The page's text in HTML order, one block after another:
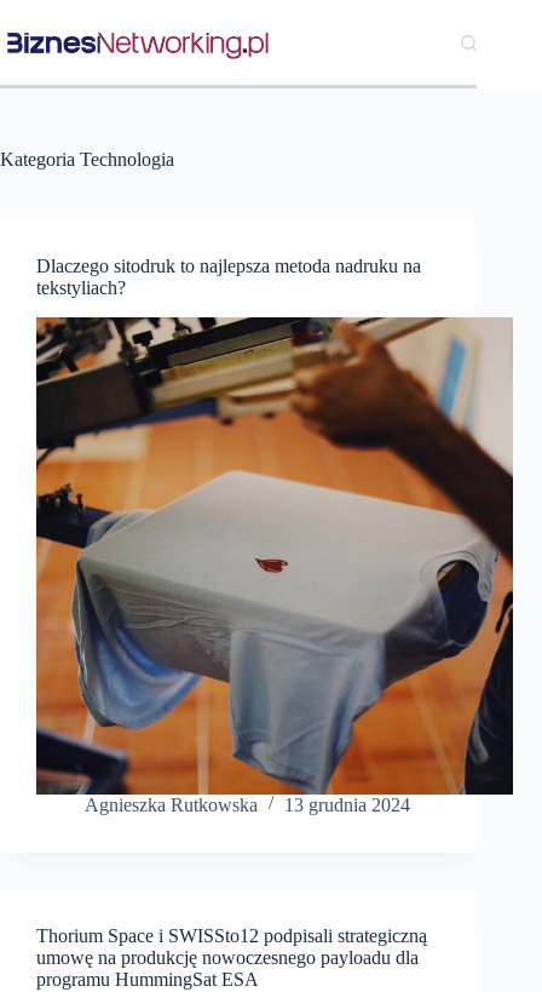
do
treści
Kategoria Technologia
Dlaczego sitodruk to najlepsza metoda nadruku na
tekstyliach?
Agnieszka Rutkowska 13 grudnia 2024
Thorium Space i SWISSto12 podpisali strategiczną
umowę na produkcję nowoczesnego payloadu dla
programu HummingSat ESA